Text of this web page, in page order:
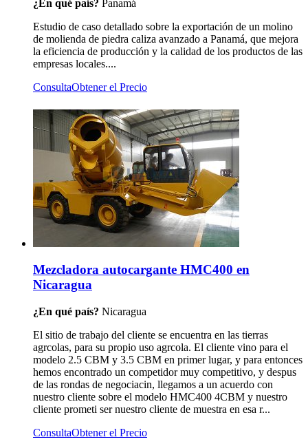
¿En qué país? Panamá
Estudio de caso detallado sobre la exportación de un molino
de molienda de piedra caliza avanzado a Panamá, que mejora
la eficiencia de producción y la calidad de los productos de las
empresas locales....
ConsultaObtener el Precio
Mezcladora autocargante HMC400 en
Nicaragua
¿En qué país? Nicaragua
El sitio de trabajo del cliente se encuentra en las tierras
agrcolas, para su propio uso agrcola. El cliente vino para el
modelo 2.5 CBM y 3.5 CBM en primer lugar, y para entonces
hemos encontrado un competidor muy competitivo, y despus
de las rondas de negociacin, llegamos a un acuerdo con
nuestro cliente sobre el modelo HMC400 4CBM y nuestro
cliente prometi ser nuestro cliente de muestra en esa r...
ConsultaObtener el Precio